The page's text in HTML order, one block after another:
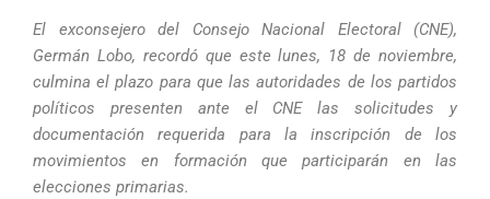
El exconsejero del Consejo Nacional Electoral (CNE),
Germán Lobo, recordó que este lunes, 18 de noviembre,
culmina el plazo para que las autoridades de los partidos
políticos presenten ante el CNE las solicitudes y
documentación requerida para la inscripción de los
movimientos en formación que participarán en las
elecciones primarias.